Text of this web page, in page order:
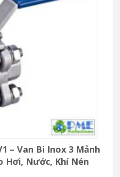
– Van Bi Inox 3 Mảnh
Hơi, Nước, Khí Nén